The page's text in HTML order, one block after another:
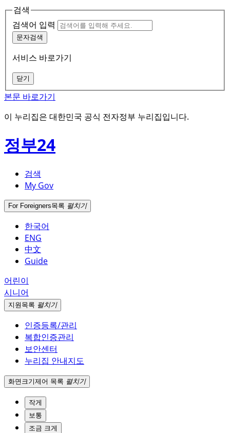
검색
검색어 입력
문자검색
서비스 바로가기
닫기
본문 바로가기
이 누리집은 대한민국 공식 전자정부 누리집입니다.
정부24
검색
My Gov
For Foreigners목록 펼치기
한국어
ENG
中文
Guide
어린이
시니어
지원 목록 펼치기
인증등록/관리
복합인증관리
보안센터
누리집 안내지도
화면크기제어 목록 펼치기
작게
보통
조금 크게